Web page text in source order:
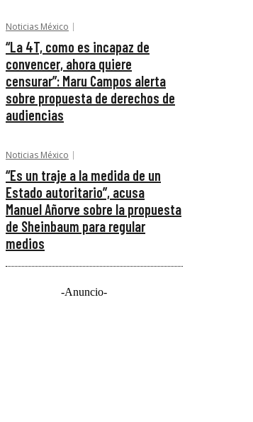
Noticias México
“La 4T, como es incapaz de
convencer, ahora quiere
censurar”: Maru Campos alerta
sobre propuesta de derechos de
audiencias
Noticias México
“Es un traje a la medida de un
Estado autoritario”, acusa
Manuel Añorve sobre la propuesta
de Sheinbaum para regular
medios
-Anuncio-